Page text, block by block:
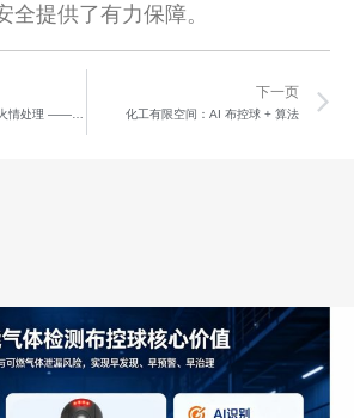
全提供了有力保障。
AI 火焰识别系统充电棚火情处理 —— 分秒必争
下一页
化工有限空间：AI 布控球 + 算法